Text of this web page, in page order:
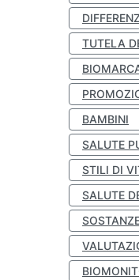
TUTELA
BAMBINI
SALUTE
STILI DI
SALUTE